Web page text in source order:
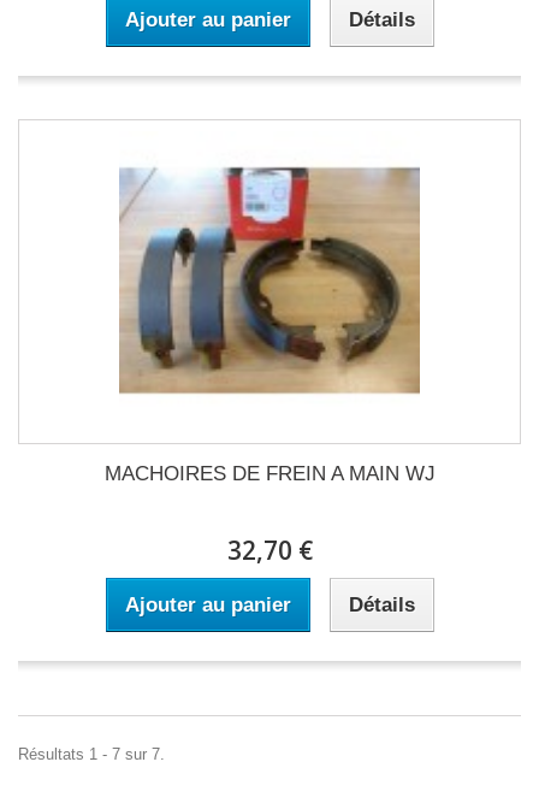
Ajouter au panier Détails
MACHOIRES DE FREIN A MAIN WJ
32,70 €
Ajouter au panier Détails
Résultats 1 - 7 sur 7.